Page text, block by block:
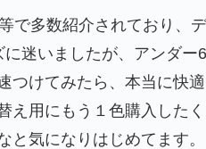
で多数紹介されており、
迷いましたが、アンダー
つけてみたら、本当に快
え用にもう１色購入した
と気になりはじめてます。